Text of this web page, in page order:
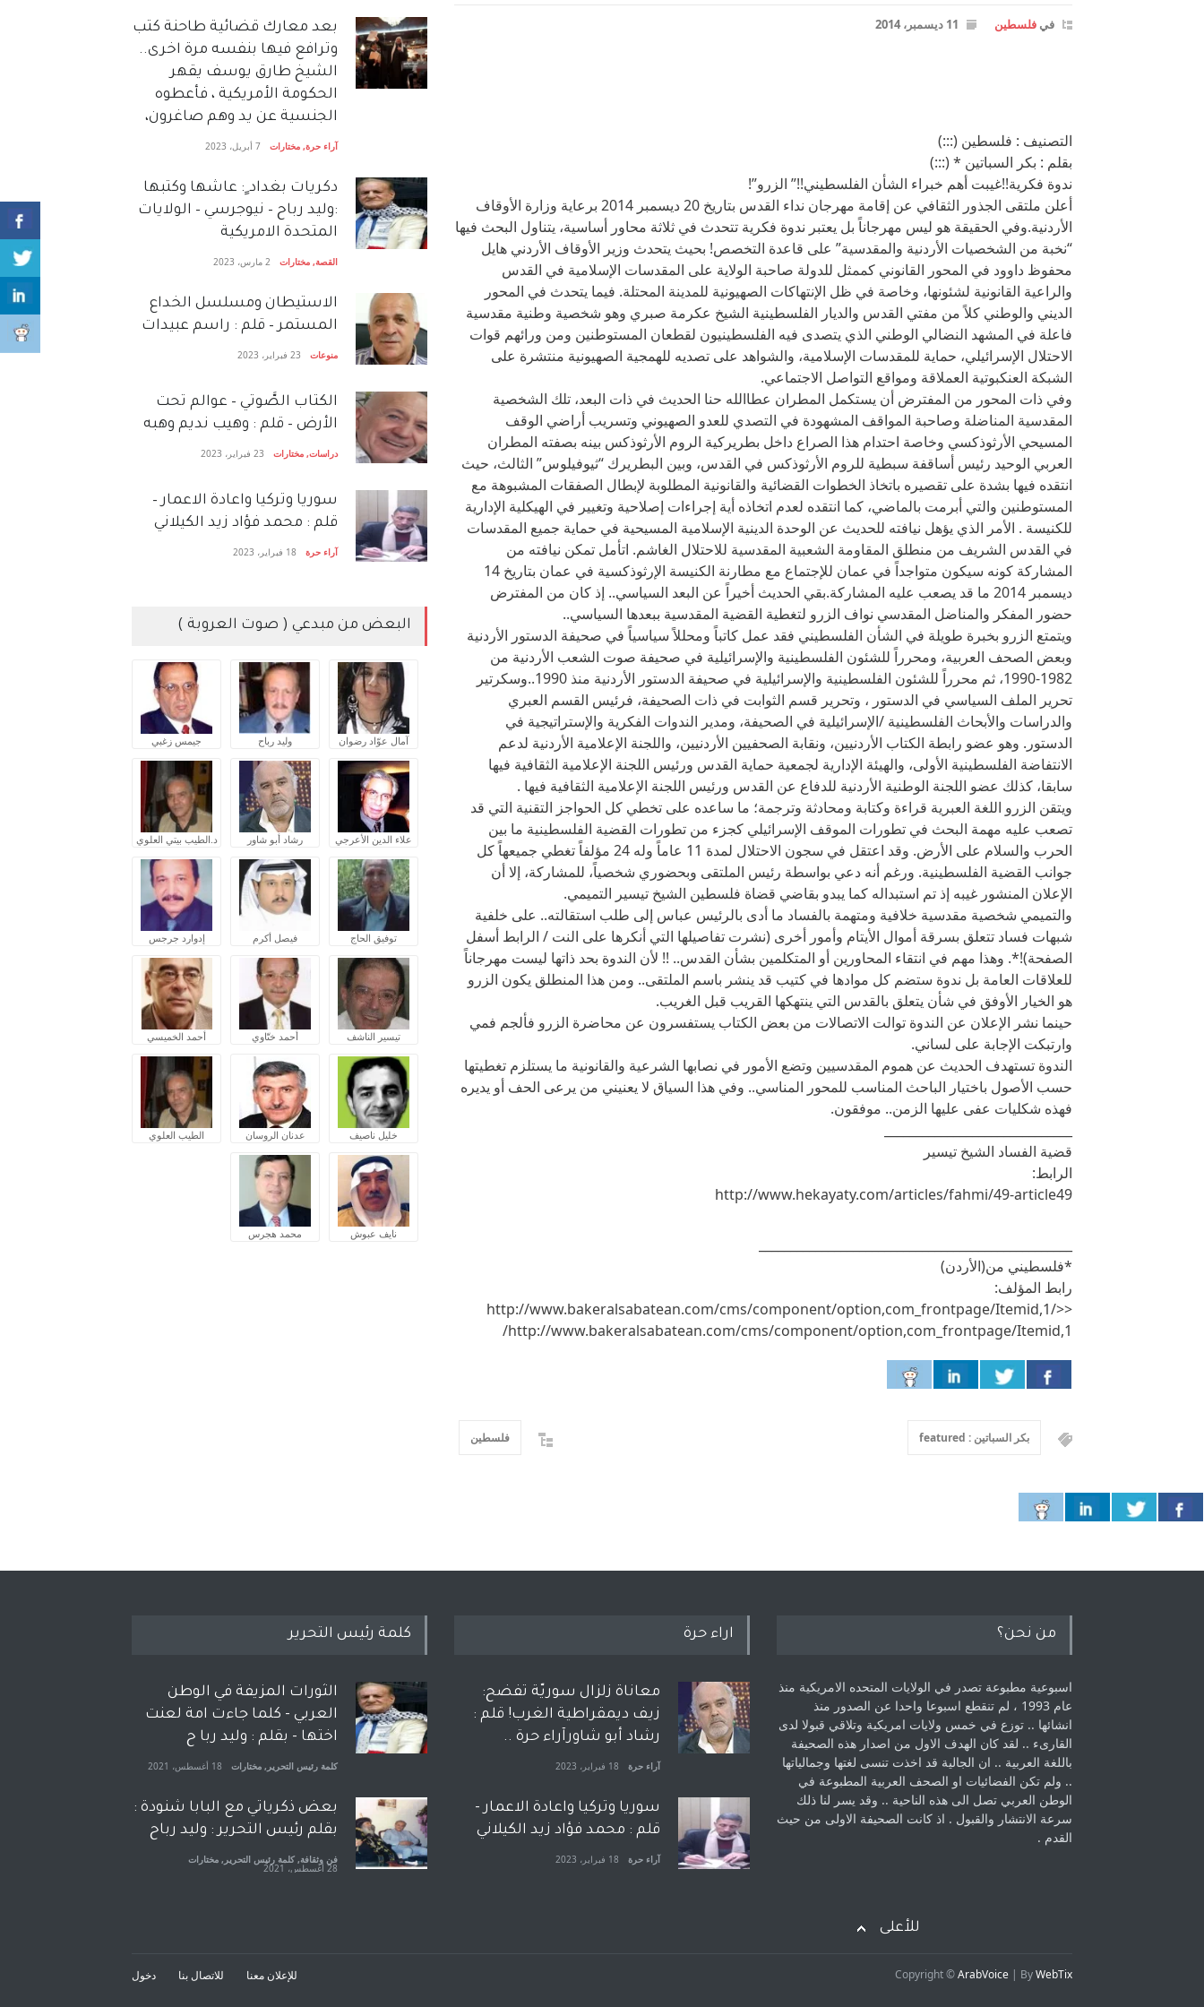
في فلسطين 11 ديسمبر، 2014
التصنيف : فلسطين (:::)
بقلم : بكر السباتين * (:::)
ندوة فكرية!!غيبت أهم خبراء الشأن الفلسطيني!!” الزرو”!
أعلن ملتقى الجذور الثقافي عن إقامة مهرجان نداء القدس بتاريخ 20 ديسمبر 2014 برعاية وزارة الأوقاف
الأردنية.وفي الحقيقة هو ليس مهرجاناً بل يعتبر ندوة فكرية تتحدث في ثلاثة محاور أساسية، يتناول البحث فيها
“نخبة من الشخصيات الأردنية والمقدسية” على قاعدة التخصص! بحيث يتحدث وزير الأوقاف الأردني هايل
محفوظ داوود في المحور القانوني كممثل للدولة صاحبة الولاية على المقدسات الإسلامية في القدس
والراعية القانونية لشئونها، وخاصة في ظل الإنتهاكات الصهيونية للمدينة المحتلة. فيما يتحدث في المحور
الديني والوطني كلاً من مفتي القدس والديار الفلسطينية الشيخ عكرمة صبري وهو شخصية وطنية مقدسية
فاعلة في المشهد النضالي الوطني الذي يتصدى فيه الفلسطينيون لقطعان المستوطنين ومن ورائهم قوات
الاحتلال الإسرائيلي، حماية للمقدسات الإسلامية، والشواهد على تصديه للهمجية الصهيونية منتشرة على
الشبكة العنكبوتية العملاقة ومواقع التواصل الاجتماعي.
وفي ذات المحور من المفترض أن يستكمل المطران عطاالله حنا الحديث في ذات البعد، تلك الشخصية
المقدسية المناضلة وصاحبة المواقف المشهودة في التصدي للعدو الصهيوني وتسريب أراضي الوقف
المسيحي الأرثوذكسي وخاصة احتدام هذا الصراع داخل بطريركية الروم الأرثوذكس بينه بصفته المطران
العربي الوحيد رئيس أساقفة سبطية للروم الأرثوذكس في القدس، وبين البطريرك “ثيوفيلوس” الثالث، حيث
انتقده فيها بشدة على تقصيره باتخاذ الخطوات القضائية والقانونية المطلوبة لإبطال الصفقات المشبوهة مع
المستوطنين والتي أبرمت بالماضي، كما انتقده لعدم اتخاذه أية إجراءات إصلاحية وتغيير في الهيكلية الإدارية
للكنيسة . الأمر الذي يؤهل نيافته للحديث عن الوحدة الدينية الإسلامية المسيحية في حماية جميع المقدسات
في القدس الشريف من منطلق المقاومة الشعبية المقدسية للاحتلال الغاشم. اتأمل تمكن نيافته من
المشاركة كونه سيكون متواجداً في عمان للإجتماع مع مطارنة الكنيسة الإرثوذكسية في عمان بتاريخ 14
ديسمبر 2014 ما قد يصعب عليه المشاركة.بقي الحديث أخيراً عن البعد السياسي.. إذ كان من المفترض
حضور المفكر والمناضل المقدسي نواف الزرو لتغطية القضية المقدسية ببعدها السياسي..
ويتمتع الزرو بخبرة طويلة في الشأن الفلسطيني فقد عمل كاتباً ومحللاً سياسياً في صحيفة الدستور الأردنية
وبعض الصحف العربية، ومحرراً للشئون الفلسطينية والإسرائيلية في صحيفة صوت الشعب الأردنية من
1982-1990، ثم محرراً للشئون الفلسطينية والإسرائيلية في صحيفة الدستور الأردنية منذ 1990..وسكرتير
تحرير الملف السياسي في الدستور ، وتحرير قسم الثوابت في ذات الصحيفة، فرئيس القسم العبري
والدراسات والأبحاث الفلسطينية /الإسرائيلية في الصحيفة، ومدير الندوات الفكرية والإستراتيجية في
الدستور. وهو عضو رابطة الكتاب الأردنيين، ونقابة الصحفيين الأردنيين، واللجنة الإعلامية الأردنية لدعم
الانتفاضة الفلسطينية الأولى، والهيئة الإدارية لجمعية حماية القدس ورئيس اللجنة الإعلامية الثقافية فيها
سابقا، كذلك عضو اللجنة الوطنية الأردنية للدفاع عن القدس ورئيس اللجنة الإعلامية الثقافية فيها .
ويتقن الزرو اللغة العبرية قراءة وكتابة ومحادثة وترجمة؛ ما ساعده على تخطي كل الحواجز التقنية التي قد
تصعب عليه مهمة البحث في تطورات الموقف الإسرائيلي كجزء من تطورات القضية الفلسطينية ما بين
الحرب والسلام على الأرض. وقد اعتقل في سجون الاحتلال لمدة 11 عاماً وله 24 مؤلفاً تغطي جميعهاً كل
جوانب القضية الفلسطينية. ورغم أنه دعي بواسطة رئيس الملتقى وبحضوري شخصياً، للمشاركة، إلا أن
الإعلان المنشور غيبه إذ تم استبداله كما يبدو بقاضي قضاة فلسطين الشيخ تيسير التميمي.
والتميمي شخصية مقدسية خلافية ومتهمة بالفساد ما أدى بالرئيس عباس إلى طلب استقالته.. على خلفية
شبهات فساد تتعلق بسرقة أموال الأيتام وأمور أخرى (نشرت تفاصيلها التي أنكرها على النت / الرابط أسفل
الصفحة)!*. وهذا مهم في انتقاء المحاورين أو المتكلمين بشأن القدس.. !! لأن الندوة بحد ذاتها ليست مهرجاناً
للعلاقات العامة بل ندوة ستضم كل موادها في كتيب قد ينشر باسم الملتقى.. ومن هذا المنطلق يكون الزرو
هو الخيار الأوفق في شأن يتعلق بالقدس التي ينتهكها القريب قبل الغريب.
حينما نشر الإعلان عن الندوة توالت الاتصالات من بعض الكتاب يستفسرون عن محاضرة الزرو فألجم فمي
وارتبكت الإجابة على لساني.
الندوة تستهدف الحديث عن هموم المقدسيين وتضع الأمور في نصابها الشرعية والقانونية ما يستلزم تغطيتها
حسب الأصول باختيار الباحث المناسب للمحور المناسي.. وفي هذا السياق لا يعنيني من يرعى الحف أو يديره
فهذه شكليات عفى عليها الزمن.. موفقون.
قضية الفساد الشيخ تيسير
الرابط:
http://www.hekayaty.com/articles/fahmi/49-article49
*فلسطيني من(الأردن)
رابط المؤلف:
<http://www.bakeralsabatean.com/cms/component/option,com_frontpage/Itemid,1/>
http://www.bakeralsabatean.com/cms/component/option,com_frontpage/Itemid,1/
بكر السباتين : featured فلسطين
بعد معارك قضائية طاحنة كتب
وترافع فيها بنفسه مرة اخرى..
الشيخ طارق يوسف يقهر
الحكومة الأمريكية ، فأعطوه
الجنسية عن يد وهم صاغرون،
آراء حرة, مختارات 7 أبريل، 2023
دكريات بغداد ٍ: عاشها وكتبها
:وليد رباح – نيوجرسي – الولايات
المتحدة الامريكية
القصة, مختارات 2 مارس، 2023
الاستيطان ومسلسل الخداع
المستمر – قلم : راسم عبيدات
منوعات 23 فبراير، 2023
الكتاب الصَّوتي – عوالم تحت
الأرض – قلم : وهيب نديم وهبه
دراسات, مختارات 23 فبراير، 2023
سوريا وتركيا واعادة الاعمار –
قلم : محمد فؤاد زيد الكيلاني
آراء حرة 18 فبراير، 2023
البعض من مبدعي ( صوت العروبة )
آمال عوّاد رضوان وليد رباح جيمس زغبي
علاء الدين الأعرجي رشاد أبو شاور د.الطيب بيتي العلوي
توفيق الحاج فيصل أكرم إدوارد جرجس
تيسير الناشف أحمد ختّاوي أحمد الخميسي
خليل ناصيف عدنان الروسان الطيب العلوي
نايف عبوش محمد هجرس
من نحن؟
اسبوعية مطبوعة تصدر في الولايات المتحده الامريكية منذ
عام 1993 ، لم ‏تنقطع اسبوعا واحدا عن الصدور منذ
انشائها .. توزع في خمس ولايات امريكية ‏وتلاقي قبولا لدى
القارىء ..‏ لقد كان الهدف الاول من اصدار هذه الصحيفة
باللغة العربية .. ان الجالية قد اخذت ‏تنسى لغتها وجمالياتها
.. ولم تكن الفضائيات او الصحف العربية المطبوعة في
الوطن ‏العربي تصل الى هذه الناحية .. وقد يسر لنا ذلك
سرعة الانتشار والقبول . اذ كانت ‏الصحيفة الاولى من حيث
القدم . ‏
اراء حرة
معاناة زلزال سوريّة تفضح:
زيف ديمقراطية الغرب! قلم :
رشاد أبو شاورآراء حرة ..
آراء حرة 18 فبراير، 2023
سوريا وتركيا واعادة الاعمار -
قلم : محمد فؤاد زيد الكيلاني
آراء حرة 18 فبراير، 2023
كلمة رئيس التحرير
الثورات المزيفة في الوطن
العربي - كلما جاءت امة لعنت
اختها - بقلم : وليد ربا ح
كلمة رئيس التحرير , مختارات 18 أغسطس، 2021
بعض ذكرياتي مع البابا شنودة :
بقلم رئيس التحرير : وليد رباح
فن وثقافة, كلمة رئيس التحرير , مختارات
28 أغسطس، 2021
كلمة رئيس التحرير ,
للأعلى
Copyright ©ArabVoice | ByWebTix للإعلان معنا للاتصال بنا دخول